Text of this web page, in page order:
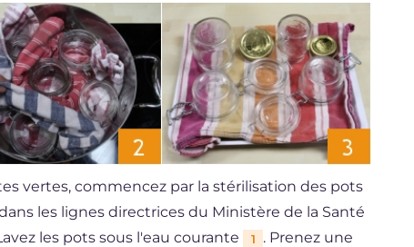
vertes, commencez par la stérilisation des pots
les lignes directrices du Ministère de la Santé
les pots sous l'eau courante
1
. Prenez une